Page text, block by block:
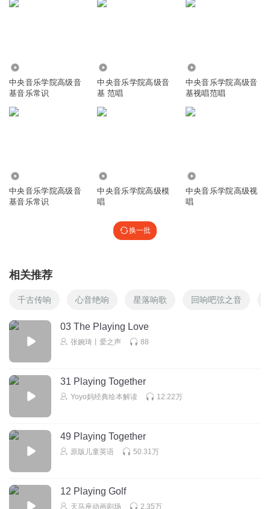
中央音乐学院高级音
基音乐常识
中央音乐学院高级音
基 范唱
中央音乐学院高级音
基视唱范唱
中央音乐学院高级音
基音乐常识
中央音乐学院高级模
唱
中央音乐学院高级视
唱
换一批
相关推荐
千古传响 心音绝响 星落响歌 回响吧弦之音
03 The Playing Love
张婉琦丨爱之声 88
31 Playing Together
Yoyo妈经典绘本解读 12.22万
49 Playing Together
原版儿童英语 50.31万
12 Playing Golf
天马座动画剧场 2.35万